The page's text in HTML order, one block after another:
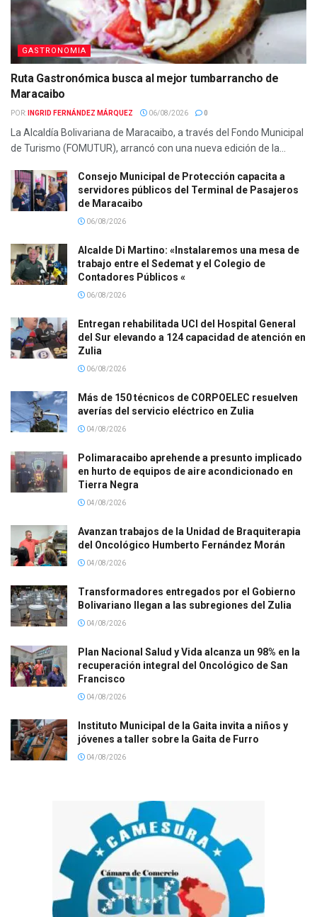
GASTRONOMIA
Ruta Gastronómica busca al mejor tumbarrancho de
Maracaibo
POR: INGRID FERNÁNDEZ MÁRQUEZ 06/08/2026 0
La Alcaldía Bolivariana de Maracaibo, a través del Fondo Municipal
de Turismo (FOMUTUR), arrancó con una nueva edición de la...
Consejo Municipal de Protección capacita a
servidores públicos del Terminal de Pasajeros
de Maracaibo
06/08/2026
Alcalde Di Martino: «Instalaremos una mesa de
trabajo entre el Sedemat y el Colegio de
Contadores Públicos «
06/08/2026
Entregan rehabilitada UCI del Hospital General
del Sur elevando a 124 capacidad de atención en
Zulia
06/08/2026
Más de 150 técnicos de CORPOELEC resuelven
averías del servicio eléctrico en Zulia
04/08/2026
Polimaracaibo aprehende a presunto implicado
en hurto de equipos de aire acondicionado en
Tierra Negra
04/08/2026
Avanzan trabajos de la Unidad de Braquiterapia
del Oncológico Humberto Fernández Morán
04/08/2026
Transformadores entregados por el Gobierno
Bolivariano llegan a las subregiones del Zulia
04/08/2026
Plan Nacional Salud y Vida alcanza un 98% en la
recuperación integral del Oncológico de San
Francisco
04/08/2026
Instituto Municipal de la Gaita invita a niños y
jóvenes a taller sobre la Gaita de Furro
04/08/2026